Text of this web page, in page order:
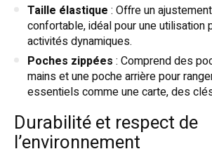
Taille élastique : Offre un
confortable, idéal pour une utilisation
activités dynamiques.
Poches zippées : Comprend des
mains et une poche arrière pour
essentiels comme une carte, des
Durabilité et respect de
l’environnement